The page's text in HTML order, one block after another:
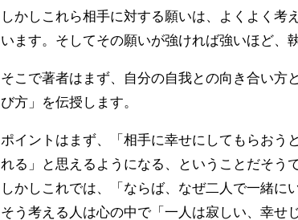
しかしこれら相手に対する願いは、よくよく考
います。そしてその願いが強ければ強いほど、
そこで著者はまず、自分の自我との向き合い方
び方」を伝授します。
ポイントはまず、「相手に幸せにしてもらおう
れる」と思えるようになる、ということだそうで
しかしこれでは、「ならば、なぜ二人で一緒に
そう考える人は心の中で「一人は寂しい、幸せ